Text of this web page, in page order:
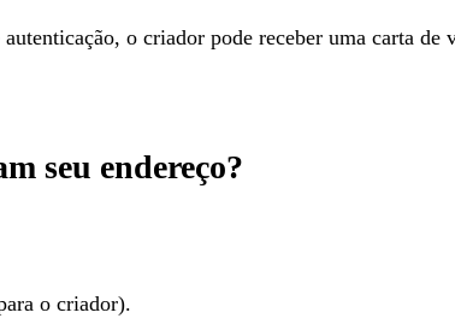
o criador pode receber uma carta de
seu endereço?
o criador).